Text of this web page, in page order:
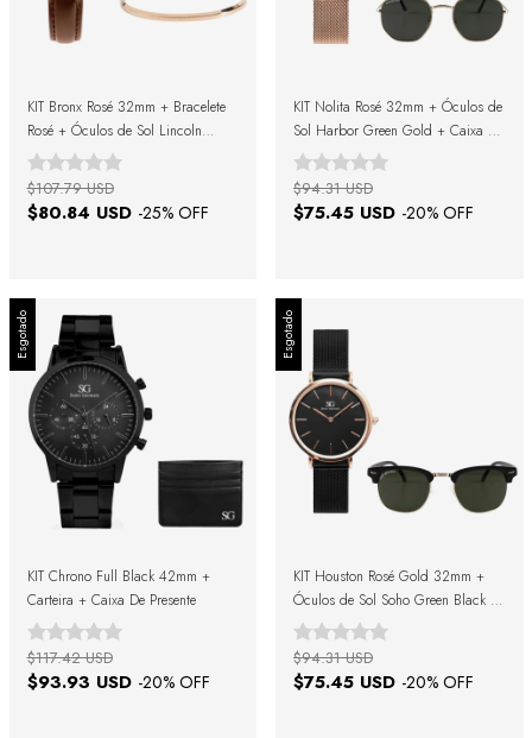
KIT Bronx Rosé 32mm + Bracelete
Rosé + Óculos de Sol Lincoln
Brown Turtle + Caixa de Presente
$80.84 USD -25% OFF
$107.79 USD
KIT Nolita Rosé 32mm + Óculos de
Sol Harbor Green Gold + Caixa de
Presente
$75.45 USD -20% OFF
$94.31 USD
Esgotado
KIT Chrono Full Black 42mm +
Carteira + Caixa De Presente
$93.93 USD -20% OFF
$117.42 USD
Esgotado
KIT Houston Rosé Gold 32mm +
Óculos de Sol Soho Green Black +
Caixa de Presente
$75.45 USD -20% OFF
$94.31 USD